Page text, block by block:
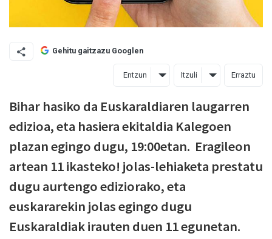
Gehitu gaitzazu Googlen
Entzun Itzuli Erraztu
Bihar hasiko da Euskaraldiaren laugarren
edizioa, eta hasiera ekitaldia Kalegoen
plazan egingo dugu, 19:00etan. Eragileon
artean 11 ikasteko! jolas-lehiaketa prestatu
dugu aurtengo ediziorako, eta
euskararekin jolas egingo dugu
Euskaraldiak irauten duen 11 egunetan.